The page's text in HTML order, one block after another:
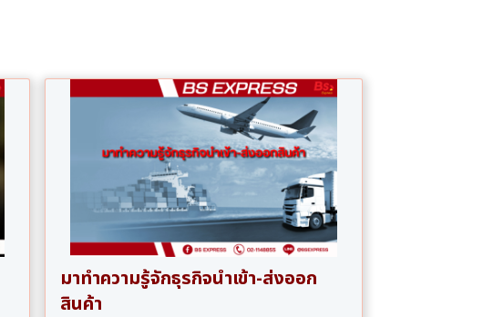
มาทำความรู้จักธุรกิจนำเข้า-ส่งออก
สินค้า